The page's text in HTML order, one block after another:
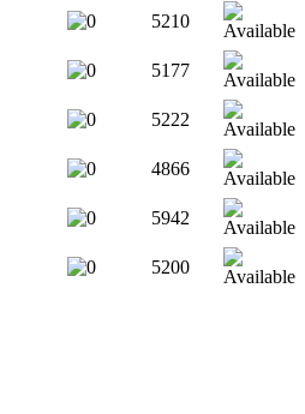
5210
5177
5222
4866
5942
5200